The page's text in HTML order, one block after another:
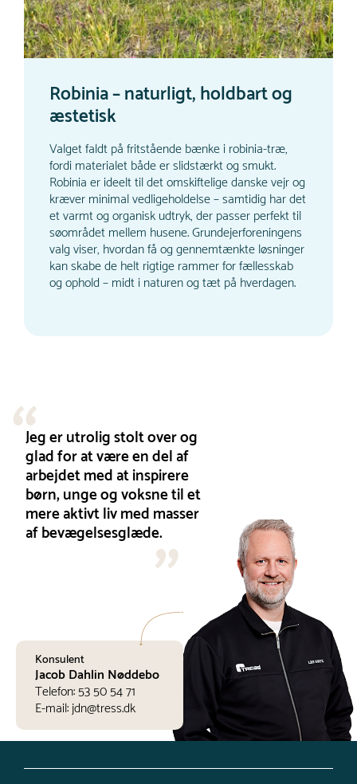
Robinia – naturligt, holdbart og
æstetisk
Valget faldt på fritstående bænke i robinia-træ,
fordi materialet både er slidstærkt og smukt.
Robinia er ideelt til det omskiftelige danske vejr og
kræver minimal vedligeholdelse – samtidig har det
et varmt og organisk udtryk, der passer perfekt til
søområdet mellem husene. Grundejerforeningens
valg viser, hvordan få og gennemtænkte løsninger
kan skabe de helt rigtige rammer for fællesskab
og ophold – midt i naturen og tæt på hverdagen.
Jeg er utrolig stolt over og
glad for at være en del af
arbejdet med at inspirere
børn, unge og voksne til et
mere aktivt liv med masser
af bevægelsesglæde.
Konsulent
Jacob Dahlin Nøddebo
Telefon:53 50 54 71
E-mail:jdn@tress.dk